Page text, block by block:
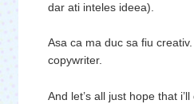
dar ati inteles ideea).
Asa ca ma duc sa fiu
copywriter.
And let’s all just hope that